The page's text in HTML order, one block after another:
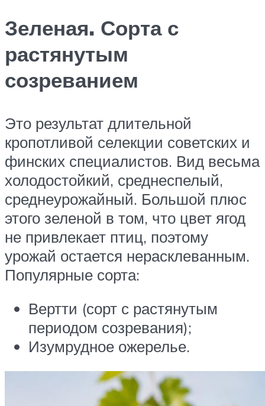
Зеленая. Сорта с
растянутым
созреванием
Это результат длительной
кропотливой селекции советских и
финских специалистов. Вид весьма
холодостойкий, среднеспелый,
среднеурожайный. Большой плюс
этого зеленой в том, что цвет ягод
не привлекает птиц, поэтому
урожай остается нерасклеванным.
Популярные сорта:
Вертти (сорт с растянутым
периодом созревания);
Изумрудное ожерелье.